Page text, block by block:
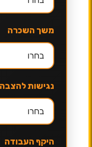
משך השכרה
נגישות להצבה
היקף העבודה